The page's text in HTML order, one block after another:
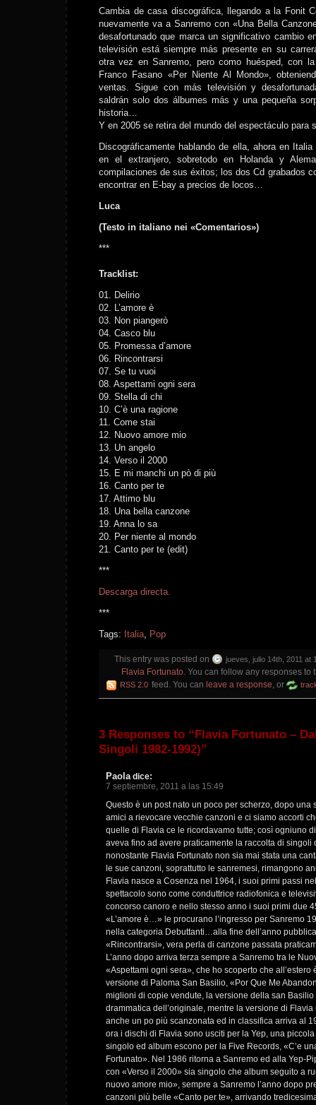
Cambia de casa discográfica, llegando a la Fonit
nuevamente va a Sanremo con «Una Bella
desafortunado que marca un significativo cambio
televisión está siempre más presente en su
otra vez en Sanremo, pero como huésped, con
Franco Fasano «Per Niente Al Mondo»,
ventas. Sigue con más televisión y
saldrán solo dos álbumes más y una pequeña
historia…
Y en 2005 se retira del mundo del espectáculo para
Discográficamente hablando de ella, ahora en
en el extranjero, sobretodo en Holanda y
compilaciones de sus éxitos; los dos Cd grabados
encontrar en E-bay a precios de locos…
Luca
(Testo in italiano nei «Comentarios»)
***
Tracklist:
01. Delirio
02. L’amore è
03. Non piangerò
04. Casco blu
05. Promessa d’amore
06. Rincontrarsi
07. Se tu vuoi
08. Aspettami ogni sera
09. Stella di chi
10. C’è una ragione
11. Come stai
12. Nuovo amore mio
13. Un angelo
14. Verso il 2000
15. E mi manchi un pò di più
16. Canto per te
17. Attimo blu
18. Una bella canzone
19. Anna lo sa
20. Per niente al mondo
21. Canto per te (edit)
***
Descarga directa.
***
Tags: Italia, Pop
This entry was posted on jueves, julio 14th, 2011 at
Flavia Fortunato. You can follow any responses to
RSS 2.0 feed. You can leave a response, or
3 Responses to “Flavia Fortunato –
Singoli 1982-1992)”
Paola dice:
7 septiembre, 2011 a las 15:49
Questo è un post nato un poco per scherzo, dopo una
amici a rievocare vecchie canzoni e ci siamo accorti
quelle di Flavia ce le ricordavamo tutte; così ogniuno
aveva fino ad avere praticamente la raccolta di singoli
nonostante Flavia Fortunato non sia mai stata una
le sue canzoni, soprattutto le sanremesi, rimangono
Flavia nasce a Cosenza nel 1964, i suoi primi passi
spettacolo sono come conduttrice radiofonica e
concorso canoro e nello stesso anno i suoi primi due
«L’amore è…» le procurano l’ingresso per Sanremo
nella categoria Debuttanti…alla fine dell’anno
«Rincontrarsi», vera perla di canzone passata
L’anno dopo arriva terza sempre a Sanremo tra le
«Aspettami ogni sera», che ho scoperto che all’estero
versione di Paloma San Basilio, «Por Que Me
miglioni di copie vendute, la versione della san
drammatica dell’originale, mentre la versione di
anche un po più scanzonata ed in classifica arriva al
ora i dischi di Flavia sono usciti per la Yep, una
singolo ed album escono per la Five Records, «C’e
Fortunato». Nel 1986 ritorna a Sanremo ed alla Yep-
con «Verso il 2000» sia singolo che album seguito a
nuovo amore mio», sempre a Sanremo l’anno dopo
canzoni più belle «Canto per te», arrivando